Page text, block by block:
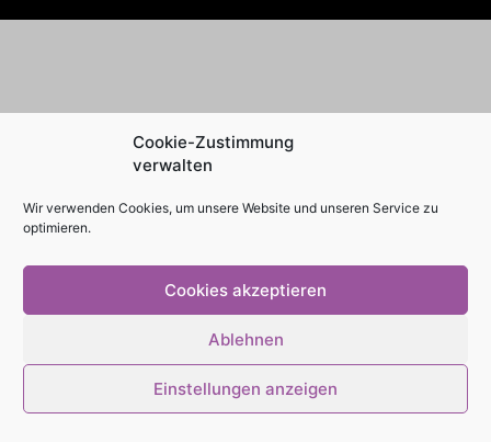
Cookie-Zustimmung
verwalten
Wir verwenden Cookies, um unsere Website und unseren Service zu
optimieren.
Cookies akzeptieren
Ablehnen
Einstellungen anzeigen